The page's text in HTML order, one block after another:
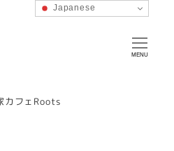
MENU
カフェRoots
Japanese